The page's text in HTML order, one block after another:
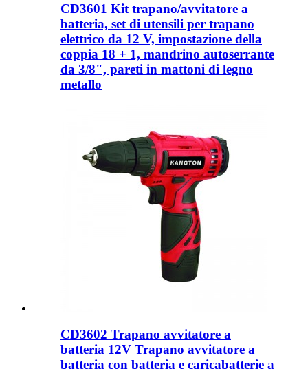
CD3601 Kit trapano/avvitatore a
batteria, set di utensili per trapano
elettrico da 12 V, impostazione della
coppia 18 + 1, mandrino autoserrante
da 3/8", pareti in mattoni di legno
metallo
CD3602 Trapano avvitatore a
batteria 12V Trapano avvitatore a
batteria con batteria e caricabatterie a